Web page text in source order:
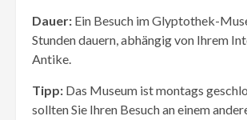
Dauer: Ein Besuch im Glyptothek-
Stunden dauern, abhängig von Ihrem
Antike.
Tipp: Das Museum ist montags
sollten Sie Ihren Besuch an einem